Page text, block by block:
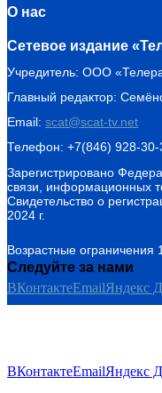
О нас
Сетевое издание
Учредитель: ООО
Главный редактор:
Email: scat@scat-tv.net
Телефон: +7(846) 928-30-
Зарегистрировано
связи, информационных
Свидетельство о
2024 г.
Возрастные ограничения
Следуйте за нами
ВКонтактеEmailЯндекс
ВКонтактеEmailЯндекс